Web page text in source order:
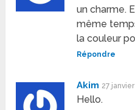
un charme.
même
la couleur
Répondre
Akim 27
Hello.